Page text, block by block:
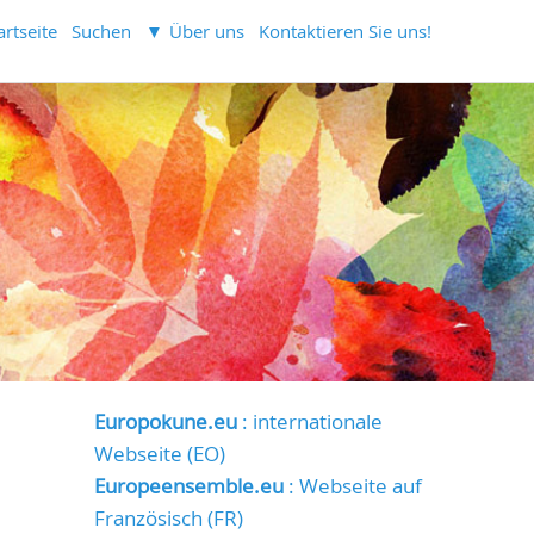
Suchen Über uns Kontaktieren Sie uns!
Europokune.eu: internationale
Webseite (EO)
Europeensemble.eu: Webseite auf
Französisch (FR)